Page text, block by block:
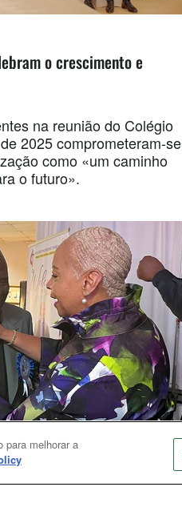
o crescimento e
na reunião do Colégio
2025 comprometeram-se
como «um caminho
o futuro».
eleito Bispo
para melhorar a